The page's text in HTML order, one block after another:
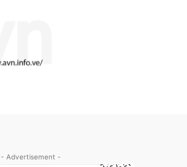
- Advertisement -